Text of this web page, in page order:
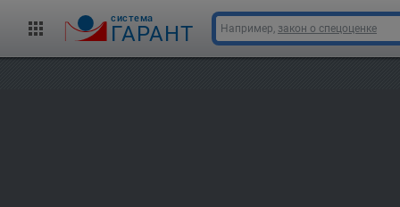
cистема
ГАРАНТ Например, закон о спецоценке